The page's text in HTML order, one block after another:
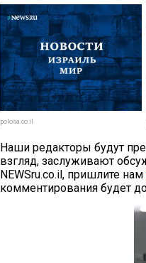
polosa.co.il
Наши редакторы будут
взгляд, заслуживают
NEWSru.co.il, пришлите нам
комментирования будет